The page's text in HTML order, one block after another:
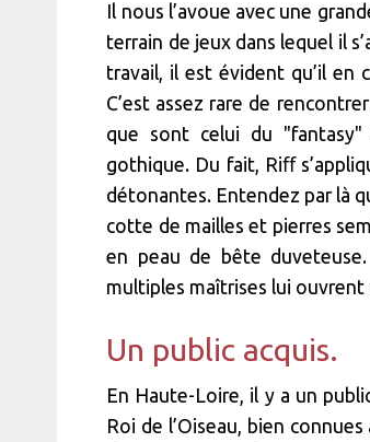
Il nous l’avoue avec une
terrain de jeux dans lequel il
travail, il est évident qu’il en
C’est assez rare de
que sont celui du
gothique. Du fait, Riﬀ
détonantes. Entendez par là
cotte de mailles et pierres
en peau de bête
multiples maîtrises lui ouvrent
Un public acquis.
En Haute-Loire, il y a un
Roi de l’Oiseau, bien